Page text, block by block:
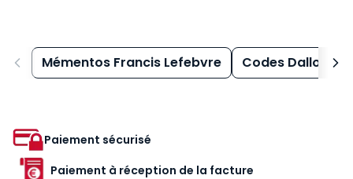
Mémentos Francis Lefebvre Codes Dalloz
Paiement sécurisé
Paiement à réception de la facture